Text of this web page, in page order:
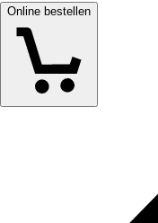
Online bestellen